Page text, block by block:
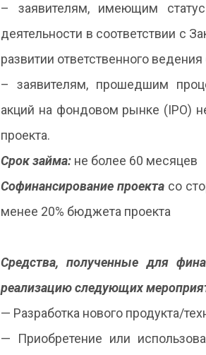
– заявителям, имеющим статус
деятельности в соответствии с
развитии ответственного
– заявителям, прошедшим
акций на фондовом рынке (IPO)
проекта.
Срок займа: не более 60 месяцев
Софинансирование проекта со
менее 20% бюджета проекта
Средства, полученные для
реализацию следующих
— Разработка нового продукта/
— Приобретение или